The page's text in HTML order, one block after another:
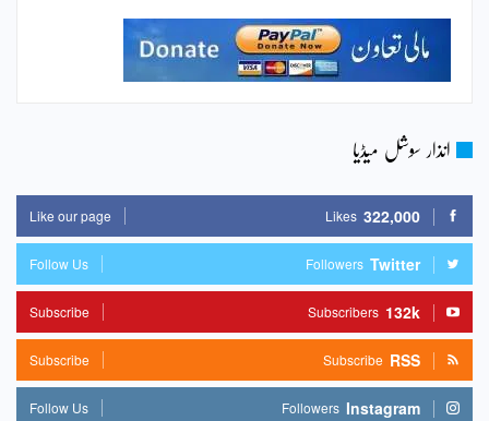
انذار سوشل میڈیا
322,000
Likes
Like our page
Twitter
Followers
Follow Us
132k
Subscribers
Subscribe
RSS
Subscribe
Subscribe
Instagram
Followers
Follow Us